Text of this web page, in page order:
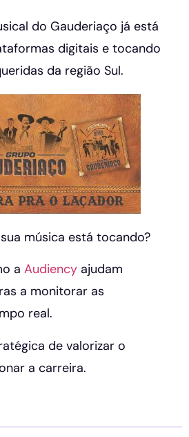
do Gauderiaço já está
digitais e tocando
da região Sul.
música está tocando?
a Audiency ajudam
a monitorar as
real.
de valorizar o
a carreira.